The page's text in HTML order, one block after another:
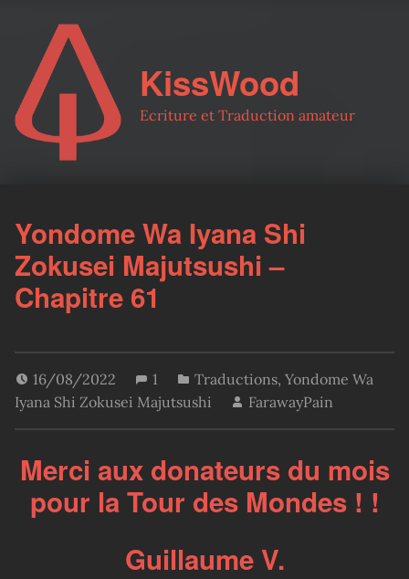
KissWood
Ecriture et Traduction amateur
Yondome Wa Iyana Shi
Zokusei Majutsushi –
Chapitre 61
16/08/2022 1 Traductions, Yondome Wa
Iyana Shi Zokusei Majutsushi
FarawayPain
Merci aux donateurs du mois
pour la Tour des Mondes ! !
Guillaume V.